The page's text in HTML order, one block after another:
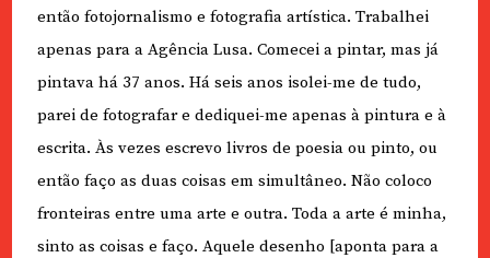
então fotojornalismo e fotografia artística. Trabalhei
apenas para a Agência Lusa. Comecei a pintar, mas já
pintava há 37 anos. Há seis anos isolei-me de tudo,
parei de fotografar e dediquei-me apenas à pintura e à
escrita. Às vezes escrevo livros de poesia ou pinto, ou
então faço as duas coisas em simultâneo. Não coloco
fronteiras entre uma arte e outra. Toda a arte é minha,
sinto as coisas e faço. Aquele desenho [aponta para a